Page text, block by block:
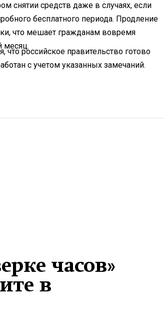
снятии средств даже в случаях, если
бесплатного периода. Продление
что мешает гражданам вовремя
месяц.
российское правительство готово
с учетом указанных замечаний.
часов»
в